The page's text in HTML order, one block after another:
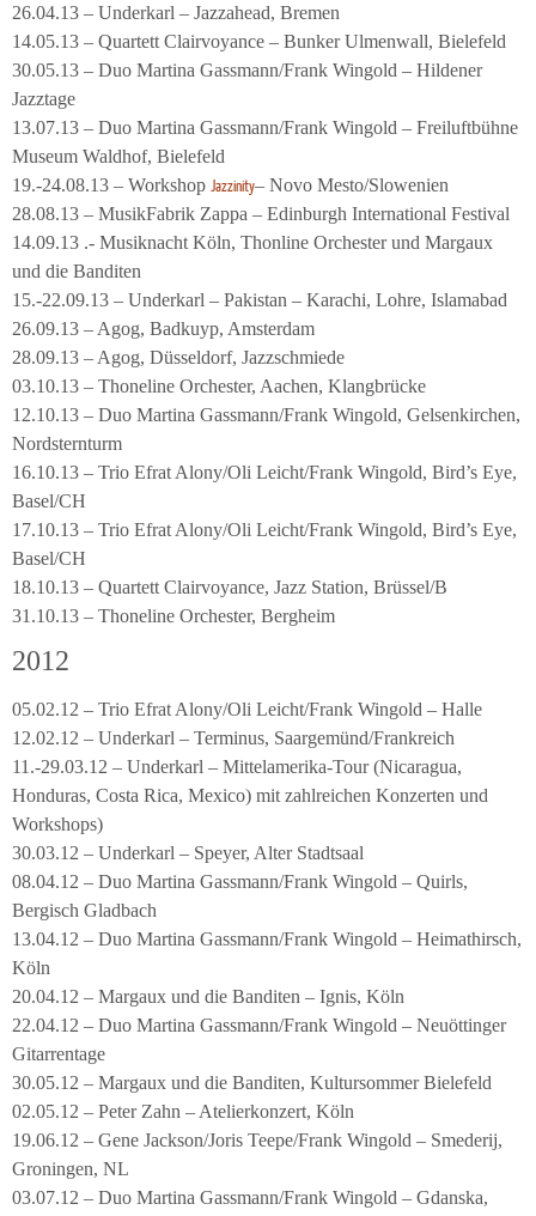
26.04.13 – Underkarl – Jazzahead, Bremen
14.05.13 – Quartett Clairvoyance – Bunker Ulmenwall, Bielefeld
30.05.13 – Duo Martina Gassmann/Frank Wingold – Hildener
Jazztage
13.07.13 – Duo Martina Gassmann/Frank Wingold – Freiluftbühne
Museum Waldhof, Bielefeld
19.-24.08.13 – Workshop Jazzinity– Novo Mesto/Slowenien
28.08.13 – MusikFabrik Zappa – Edinburgh International Festival
14.09.13 .- Musiknacht Köln, Thonline Orchester und Margaux
und die Banditen
15.-22.09.13 – Underkarl – Pakistan – Karachi, Lohre, Islamabad
26.09.13 – Agog, Badkuyp, Amsterdam
28.09.13 – Agog, Düsseldorf, Jazzschmiede
03.10.13 – Thoneline Orchester, Aachen, Klangbrücke
12.10.13 – Duo Martina Gassmann/Frank Wingold, Gelsenkirchen,
Nordsternturm
16.10.13 – Trio Efrat Alony/Oli Leicht/Frank Wingold, Bird’s Eye,
Basel/CH
17.10.13 – Trio Efrat Alony/Oli Leicht/Frank Wingold, Bird’s Eye,
Basel/CH
18.10.13 – Quartett Clairvoyance, Jazz Station, Brüssel/B
31.10.13 – Thoneline Orchester, Bergheim
2012
05.02.12 – Trio Efrat Alony/Oli Leicht/Frank Wingold – Halle
12.02.12 – Underkarl – Terminus, Saargemünd/Frankreich
11.-29.03.12 – Underkarl – Mittelamerika-Tour (Nicaragua,
Honduras, Costa Rica, Mexico) mit zahlreichen Konzerten und
Workshops)
30.03.12 – Underkarl – Speyer, Alter Stadtsaal
08.04.12 – Duo Martina Gassmann/Frank Wingold – Quirls,
Bergisch Gladbach
13.04.12 – Duo Martina Gassmann/Frank Wingold – Heimathirsch,
Köln
20.04.12 – Margaux und die Banditen – Ignis, Köln
22.04.12 – Duo Martina Gassmann/Frank Wingold – Neuöttinger
Gitarrentage
30.05.12 – Margaux und die Banditen, Kultursommer Bielefeld
02.05.12 – Peter Zahn – Atelierkonzert, Köln
19.06.12 – Gene Jackson/Joris Teepe/Frank Wingold – Smederij,
Groningen, NL
03.07.12 – Duo Martina Gassmann/Frank Wingold – Gdanska,